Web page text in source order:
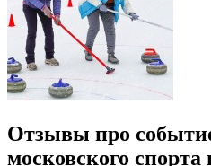
Отзывы про
московского